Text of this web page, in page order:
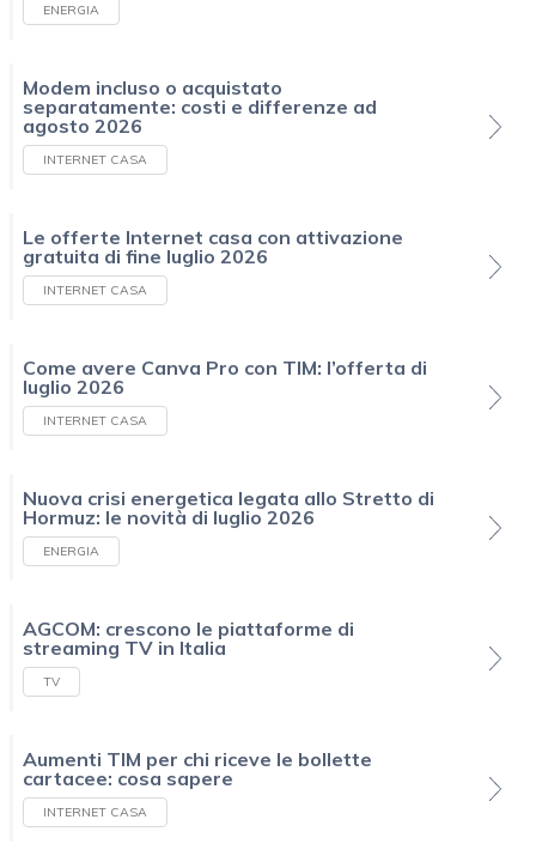
ENERGIA
Modem incluso o acquistato
separatamente: costi e differenze ad
agosto 2026
INTERNET CASA
Le offerte Internet casa con attivazione
gratuita di fine luglio 2026
INTERNET CASA
Come avere Canva Pro con TIM: l’offerta di
luglio 2026
INTERNET CASA
Nuova crisi energetica legata allo Stretto di
Hormuz: le novità di luglio 2026
ENERGIA
AGCOM: crescono le piattaforme di
streaming TV in Italia
TV
Aumenti TIM per chi riceve le bollette
cartacee: cosa sapere
INTERNET CASA